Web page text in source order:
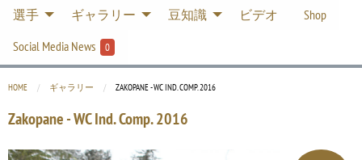
選手
ギャラリー 豆知識 ビデオ
Shop
Social Media News
0
HOME ギャラリー CURRENT:
ZAKOPANE - WC IND. COMP. 2016
Zakopane - WC Ind. Comp. 2016